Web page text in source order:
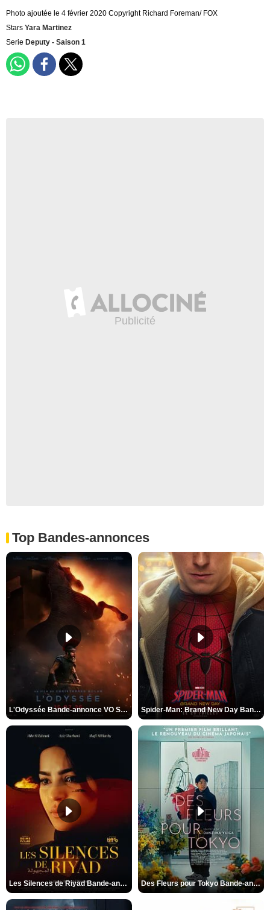
Photo ajoutée le 4 février 2020 Copyright Richard Foreman/ FOX
Stars Yara Martinez
Serie Deputy - Saison 1
Top Bandes-annonces
L'Odyssée Bande-annonce VO STFR Spider-Man: Brand New Day Bande-annonce VO STFR
Les Silences de Riyad Bande-annonce VO STFR Des Fleurs pour Tokyo Bande-annonce VO STFR